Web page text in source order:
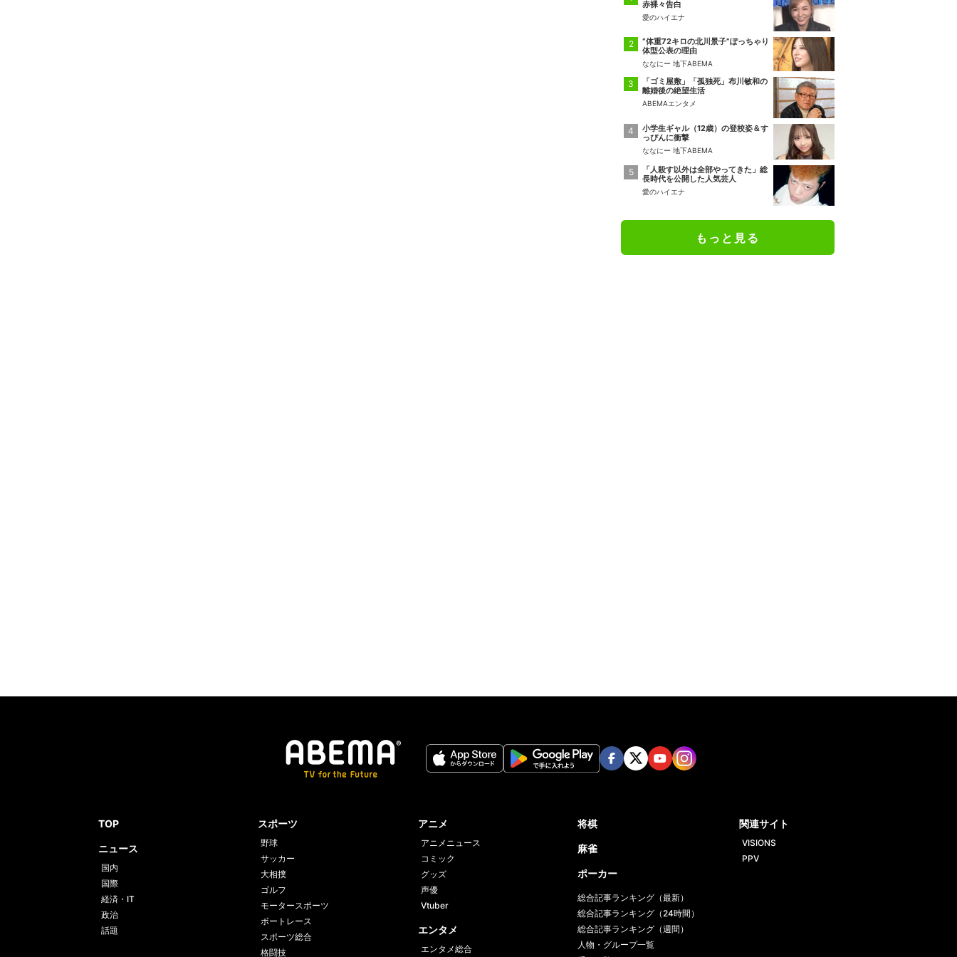
赤裸々告白
愛のハイエナ
“体重72キロの北川景子”ぽっちゃり
体型公表の理由
ななにー 地下ABEMA
「ゴミ屋敷」「孤独死」布川敏和の
離婚後の絶望生活
ABEMAエンタメ
小学生ギャル（12歳）の登校姿＆す
っぴんに衝撃
ななにー 地下ABEMA
「人殺す以外は全部やってきた」総
長時代を公開した人気芸人
愛のハイエナ
もっと見る
TOP
ニュース
国内
国際
経済・IT
政治
話題
スポーツ
野球
サッカー
大相撲
ゴルフ
モータースポーツ
ボートレース
スポーツ総合
格闘技
アニメ
アニメニュース
コミック
グッズ
声優
Vtuber
エンタメ
エンタメ総合
将棋
麻雀
ポーカー
総合記事ランキング（最新）
総合記事ランキング（24時間）
総合記事ランキング（週間）
人物・グループ一覧
関連サイト
VISIONS
PPV